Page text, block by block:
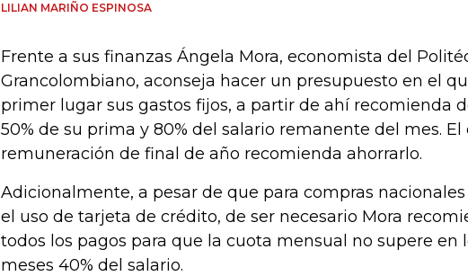
LILIAN MARIÑO ESPINOSA
Frente a sus finanzas Ángela Mora, economista del
Grancolombiano, aconseja hacer un presupuesto en el
primer lugar sus gastos fijos, a partir de ahí recomienda
50% de su prima y 80% del salario remanente del mes. El
remuneración de final de año recomienda ahorrarlo.
Adicionalmente, a pesar de que para compras nacionales
el uso de tarjeta de crédito, de ser necesario Mora
todos los pagos para que la cuota mensual no supere en
meses 40% del salario.